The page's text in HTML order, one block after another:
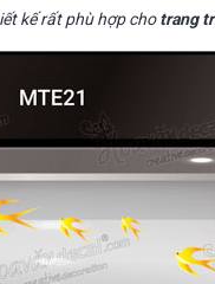
kế rất phù hợp chotrang